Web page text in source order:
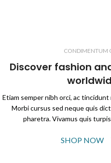
CONDIMENTUM
Discover fashion
Etiam semper nibh orci, ac
Morbi cursus sed neque quis
pharetra. Vivamus quis
SHOP NOW